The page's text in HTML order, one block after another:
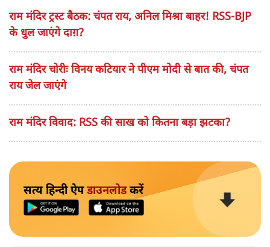
राम मंदिर ट्रस्ट बैठक: चंपत राय, अनिल मिश्रा बाहर! RSS-BJP
के धुल जाएंगे दाग़?
राम मंदिर चोरीः विनय कटियार ने पीएम मोदी से बात की, चंपत
राय जेल जाएंगे
राम मंदिर विवाद: RSS की साख को कितना बड़ा झटका?
सत्य हिन्दी ऐपडाउनलोडकरें